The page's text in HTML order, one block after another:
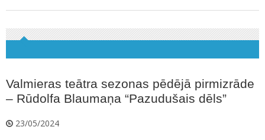
Valmieras teātra sezonas pēdējā pirmizrāde
– Rūdolfa Blaumaņa “Pazudušais dēls”
23/05/2024